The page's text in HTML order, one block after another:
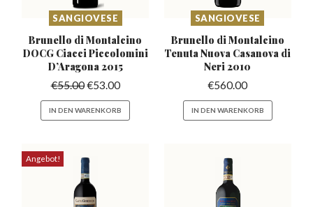
SANGIOVESE
Brunello di Montalcino
DOCG Ciacci Piccolomini
D’Aragona 2015
€55.00€53.00
IN DEN WARENKORB
SANGIOVESE
Brunello di Montalcino
TenutaNuova Casanova di
Neri 2010
€560.00
IN DEN WARENKORB
Angebot!